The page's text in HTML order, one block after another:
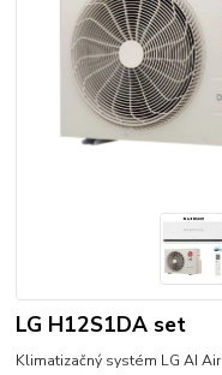
LG H12S1DA set
Klimatizačný systém LG AI